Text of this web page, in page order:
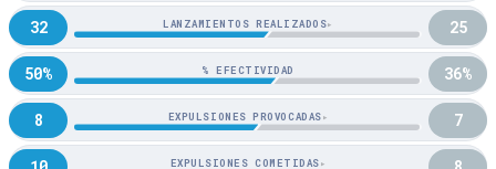
32 LANZAMIENTOS REALIZADOS▸ 25
50% % EFECTIVIDAD 36%
8 EXPULSIONES PROVOCADAS▸ 7
EXPULSIONES COMETIDAS▸